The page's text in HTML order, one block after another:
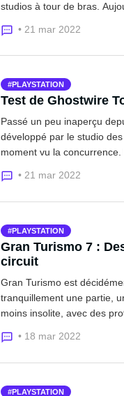
studios à tour de bras.
• 21 mar 2022
PLAYSTATION
Test de Ghostwire
Passé un peu inaperçu
développé par le studio
moment vu la concurrence.
Horizon Forbidden West.
• 21 mar 2022
PLAYSTATION
Gran Turismo 7 :
circuit
Gran Turismo est
tranquillement une partie,
moins insolite, avec des
• 18 mar 2022
PLAYSTATION